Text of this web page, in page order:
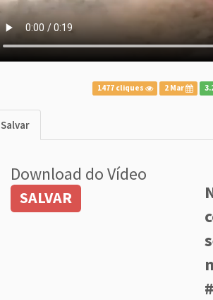
1477 cliques 2 Mar
Salvar
Download do Vídeo
SALVAR